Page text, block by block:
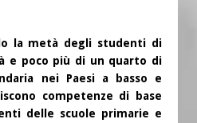
la metà degli studenti di
e poco più di un quarto di
nei Paesi a basso e
competenze di base
delle scuole primarie e